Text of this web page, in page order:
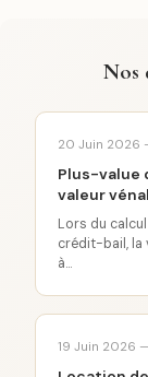
Nos
20 Juin 2026
Plus-value
valeur
Lors du
crédit-bail, la
à...
19 Juin 2026